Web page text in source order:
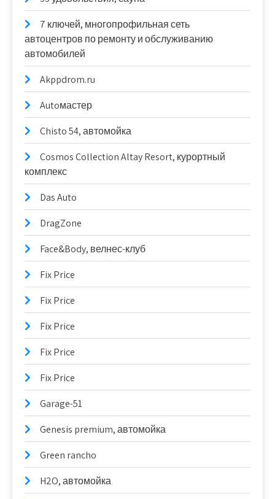
7 ключей, многопрофильная сеть
автоцентров по ремонту и обслуживанию
автомобилей
Akppdrom.ru
Autoмастер
Chisto 54, автомойка
Cosmos Collection Altay Resort, курортный
комплекс
Das Auto
DragZone
Face&Body, велнес-клуб
Fix Price
Fix Price
Fix Price
Fix Price
Fix Price
Garage-51
Genesis premium, автомойка
Green rancho
H2O, автомойка